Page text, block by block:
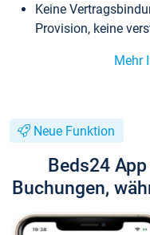
Keine
Provision, keine
Mehr
Neue Funktion
Beds24
Buchungen,